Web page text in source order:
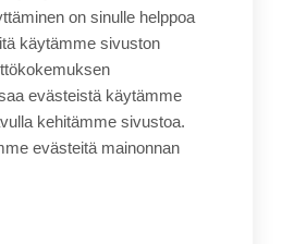
Tehyn välisissä
keskusteltiin
on sinulle helppoa
käytämme sivuston
evästeistä käytämme
kehitämme sivustoa.
evästeitä mainonnan